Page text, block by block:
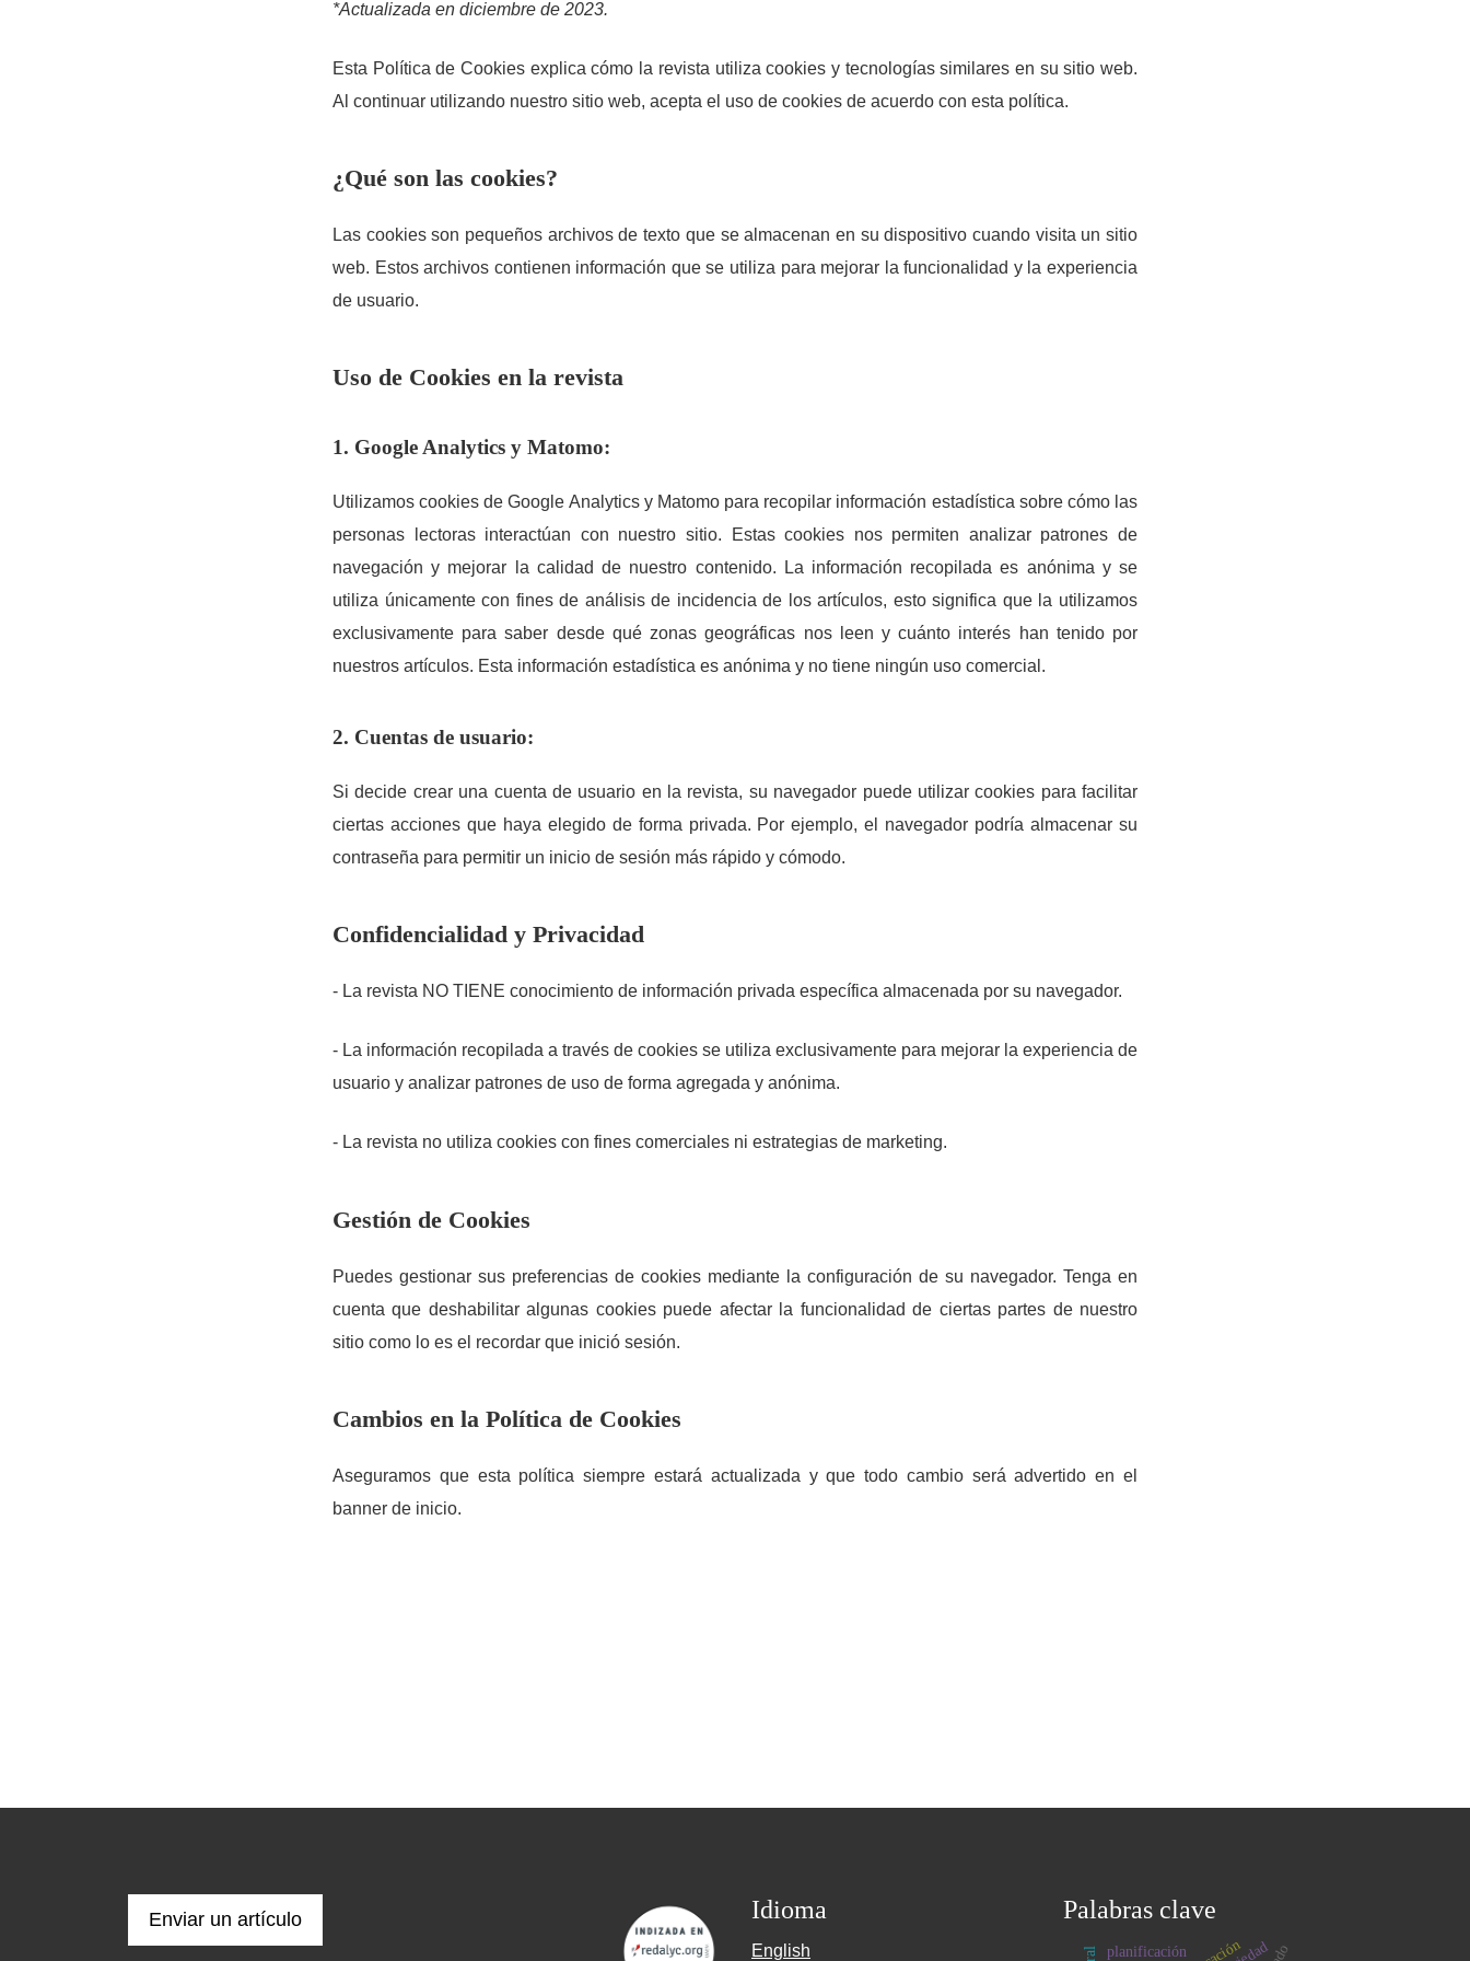
*Actualizada en diciembre de 2023.
Esta Política de Cookies explica cómo la revista utiliza cookies y tecnologías similares en su sitio web.
Al continuar utilizando nuestro sitio web, acepta el uso de cookies de acuerdo con esta política.
¿Qué son las cookies?
Las cookies son pequeños archivos de texto que se almacenan en su dispositivo cuando visita un sitio
web. Estos archivos contienen información que se utiliza para mejorar la funcionalidad y la experiencia
de usuario.
Uso de Cookies en la revista
1. Google Analytics y Matomo:
Utilizamos cookies de Google Analytics y Matomo para recopilar información estadística sobre cómo las
personas lectoras interactúan con nuestro sitio. Estas cookies nos permiten analizar patrones de
navegación y mejorar la calidad de nuestro contenido. La información recopilada es anónima y se
utiliza únicamente con fines de análisis de incidencia de los artículos, esto significa que la utilizamos
exclusivamente para saber desde qué zonas geográficas nos leen y cuánto interés han tenido por
nuestros artículos. Esta información estadística es anónima y no tiene ningún uso comercial.
2. Cuentas de usuario:
Si decide crear una cuenta de usuario en la revista, su navegador puede utilizar cookies para facilitar
ciertas acciones que haya elegido de forma privada. Por ejemplo, el navegador podría almacenar su
contraseña para permitir un inicio de sesión más rápido y cómodo.
Confidencialidad y Privacidad
- La revista NO TIENE conocimiento de información privada específica almacenada por su navegador.
- La información recopilada a través de cookies se utiliza exclusivamente para mejorar la experiencia de
usuario y analizar patrones de uso de forma agregada y anónima.
- La revista no utiliza cookies con fines comerciales ni estrategias de marketing.
Gestión de Cookies
Puedes gestionar sus preferencias de cookies mediante la configuración de su navegador. Tenga en
cuenta que deshabilitar algunas cookies puede afectar la funcionalidad de ciertas partes de nuestro
sitio como lo es el recordar que inició sesión.
Cambios en la Política de Cookies
Aseguramos que esta política siempre estará actualizada y que todo cambio será advertido en el
banner de inicio.
Enviar un artículo Idioma
English
Palabras clave
planificación